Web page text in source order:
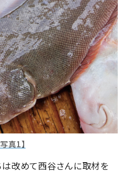
写真1】
改めて西谷さんに取材を